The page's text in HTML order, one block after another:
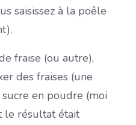
saisissez à la poêle
fraise (ou autre),
des fraises (une
en poudre (moi
le résultat était